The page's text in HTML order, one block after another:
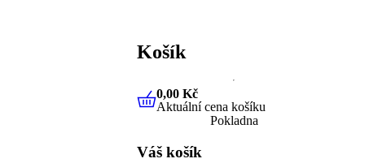
Košík
0,00 KčAktuální cena košíku
0,00 Kč
Aktuální cena košíku
Pokladna
Váš košík